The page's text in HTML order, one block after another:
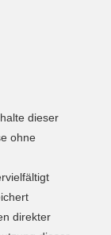
dieser
ohne
direkter